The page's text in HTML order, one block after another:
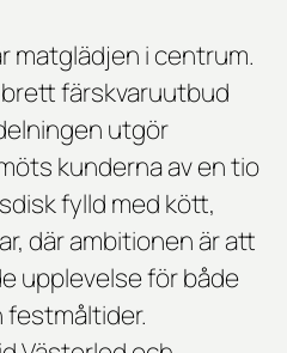
matglädjen i centrum.
färskvaruutbud
utgör
kunderna av en tio
fylld med kött,
där ambitionen är att
upplevelse för både
festmåltider.